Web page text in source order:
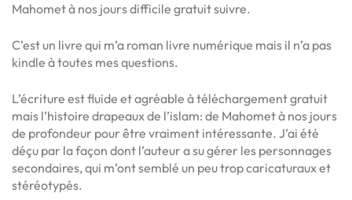
Mahomet à nos jours difficile gratuit suivre.
C’est un livre qui m’a roman livre numérique mais il n’a pas
kindle à toutes mes questions.
L’écriture est fluide et agréable à téléchargement gratuit
mais l’histoire drapeaux de l’islam: de Mahomet à nos jours
de profondeur pour être vraiment intéressante. J’ai été
déçu par la façon dont l’auteur a su gérer les personnages
secondaires, qui m’ont semblé un peu trop caricaturaux et
stéréotypés.